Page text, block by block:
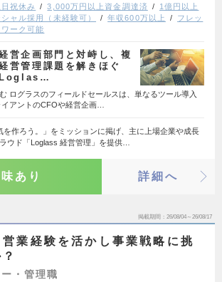
日祝休み 3,000万円以上資金調達済
1億円以上
ャル採用（未経験可） 年収600万以上
フレッ
ワーク可能
営企画部門と対峙し、複
営管理課題を解きほぐ
Loglas…
ログラスのフィールドセールスは、単なるツール導入
アントのCFOや経営企画…
を作ろう。」をミッションに掲げ、主に上場企業や成長
ウド「Loglass 経営管理」を提供…
あり 詳細へ
掲載期間 26/08/04～26/08/17
営業経験を活かし事業戦略に挑
・管理職